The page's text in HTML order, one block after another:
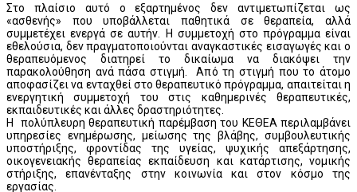
Στο πλαίσιο αυτό ο εξαρτημένος δεν αντιμετωπίζεται ως
«ασθενής» που υποβάλλεται παθητικά σε θεραπεία, αλλά
συμμετέχει ενεργά σε αυτήν. Η συμμετοχή στο πρόγραμμα είναι
εθελούσια, δεν πραγματοποιούνται αναγκαστικές εισαγωγές και ο
θεραπευόμενος διατηρεί το δικαίωμα να διακόψει την
παρακολούθηση ανά πάσα στιγμή. Από τη στιγμή που το άτομο
αποφασίζει να ενταχθεί στο θεραπευτικό πρόγραμμα, απαιτείται η
ενεργητική συμμετοχή του στις καθημερινές θεραπευτικές,
εκπαιδευτικές και άλλες δραστηριότητες.
Η πολύπλευρη θεραπευτική παρέμβαση του ΚΕΘΕΑ περιλαμβάνει
υπηρεσίες ενημέρωσης, μείωσης της βλάβης, συμβουλευτικής
υποστήριξης, φροντίδας της υγείας, ψυχικής απεξάρτησης,
οικογενειακής θεραπείας εκπαίδευση και κατάρτισης, νομικής
στήριξης, επανένταξης στην κοινωνία και στον κόσμο της
εργασίας.